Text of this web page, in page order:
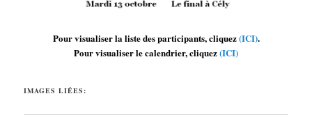
Pour visualiser la liste des participants, cliquez(ICI).
Pour visualiser le calendrier, cliquez(ICI)
IMAGES LIÉES: